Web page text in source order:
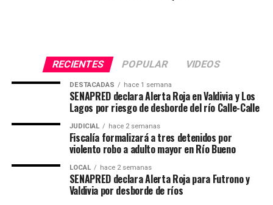
cumplir con la ley no es suficiente para abordar todos
los desafíos relacionados con la salud mental en el
trabajo.
“La Ley Karin proporciona un marco esencial para la
protección de los trabajadores, pero es responsabilidad
de las empresas ir más allá de lo exigido por la ley.
Adoptar un enfoque proactivo y preventivo en la
gestión de la salud mental no solo beneficia a los
trabajadores, sino que también fortalece a las
organizaciones a largo plazo” indica la CEO de Grupo
RECIENTES POPULAR VIDEOS
DESTACADAS hace 1 semana
SENAPRED declara Alerta Roja en Valdivia y Los
Lagos por riesgo de desborde del río Calle-Calle
JUDICIAL hace 2 semanas
Fiscalía formalizará a tres detenidos por
violento robo a adulto mayor en Río Bueno
LOCAL hace 2 semanas
SENAPRED declara Alerta Roja para Futrono y
Valdivia por desborde de ríos